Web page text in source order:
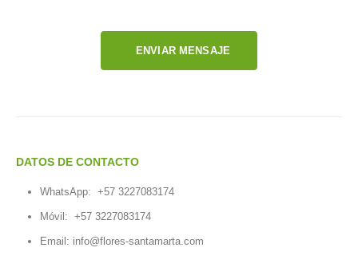
ENVIAR MENSAJE
DATOS DE CONTACTO
WhatsApp: +57 3227083174
Móvil: +57 3227083174
Email: info@flores-santamarta.com